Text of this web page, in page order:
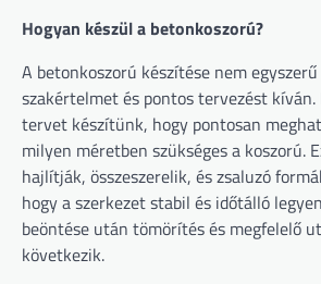
Hogyan készül a betonkoszorú?
A betonkoszorú készítése nem
szakértelmet és pontos tervezést kíván.
tervet készítünk, hogy pontosan
milyen méretben szükséges a koszorú.
hajlítják, összeszerelik, és zsaluzó
hogy a szerkezet stabil és időtálló
beöntése után tömörítés és megfelelő
következik.